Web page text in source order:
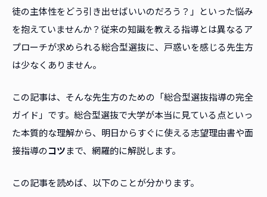
徒の主体性をどう引き出せばいいのだろう？」といった悩み
を抱えていませんか？従来の知識を教える指導とは異なるア
プローチが求められる総合型選抜に、戸惑いを感じる先生方
は少なくありません。
この記事は、そんな先生方のための「総合型選抜指導の完全
ガイド」です。総合型選抜で大学が本当に見ている点といっ
た本質的な理解から、明日からすぐに使える志望理由書や面
接指導のコツまで、網羅的に解説します。
この記事を読めば、以下のことが分かります。